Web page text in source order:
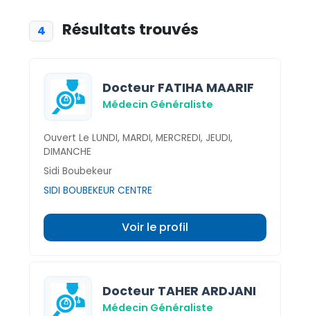
4 Résultats trouvés
Docteur FATIHA MAARIF
Médecin Généraliste
Ouvert Le LUNDI, MARDI, MERCREDI, JEUDI,
DIMANCHE
Sidi Boubekeur
SIDI BOUBEKEUR CENTRE
Voir le profil
Docteur TAHER ARDJANI
Médecin Généraliste